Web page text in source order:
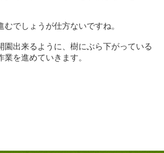
でしょうが仕方ないですね。
園出来るように、樹にぶら下がっている
を進めていきます。